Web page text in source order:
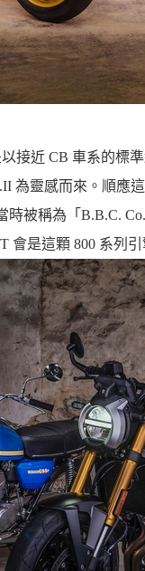
接近 CB 車系的標
為靈感而來。順
時被稱為「B.B.C.
會是這顆 800 系列